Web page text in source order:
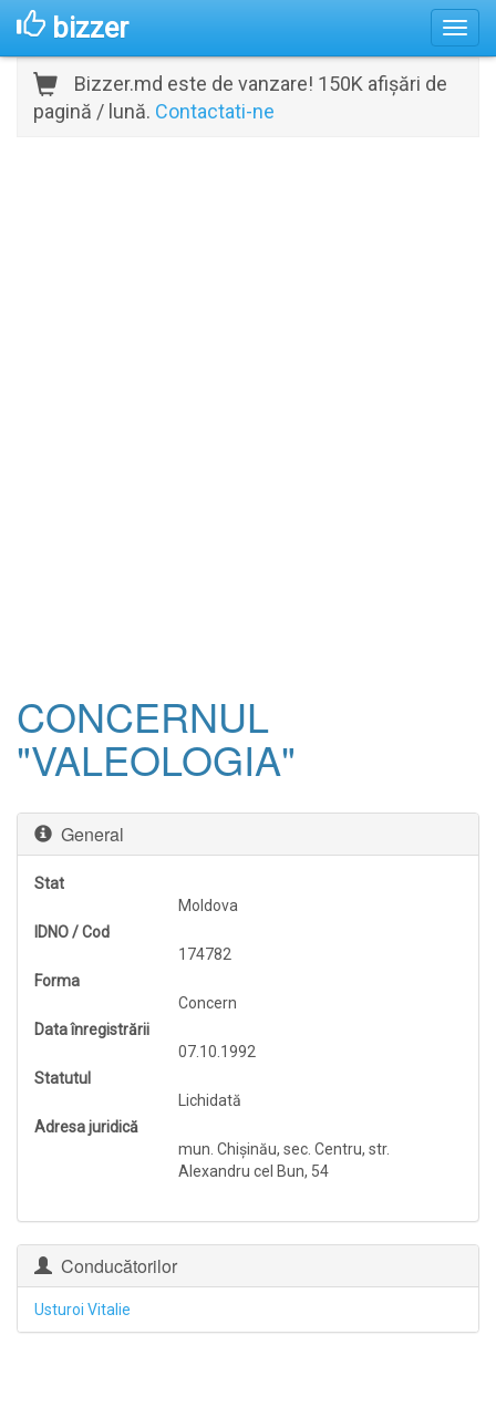
bizzer
Bizzer.md este de vanzare! 150K afișări de
pagină / lună. Contactati-ne
CONCERNUL
"VALEOLOGIA"
General
Stat
Moldova
IDNO / Cod
174782
Forma
Concern
Data înregistrării
07.10.1992
Statutul
Lichidată
Adresa juridică
mun. Chişinău, sec. Centru, str.
Alexandru cel Bun, 54
Conducătorilor
Usturoi Vitalie